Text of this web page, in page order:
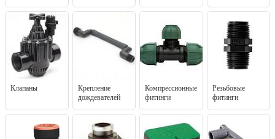
Клапаны
Крепление
дождевателей
Компрессионные
фитинги
Резьбовые
фитинги